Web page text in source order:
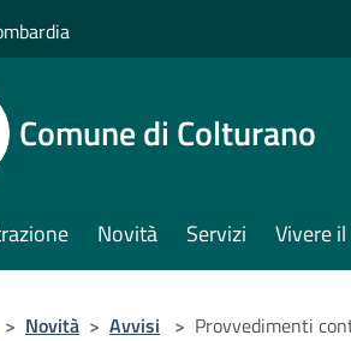
Comune di Colturano
Novità Servizi Vivere
> Novità > Avvisi > Provvedimenti